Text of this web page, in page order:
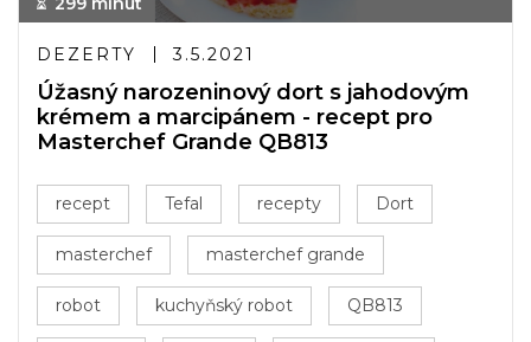
DEZERTY 3.5.2021
Úžasný narozeninový dort s jahodovým
krémem a marcipánem - recept pro
Masterchef Grande QB813
recept Tefal recepty Dort
masterchef masterchef grande
robot kuchyňský robot QB813